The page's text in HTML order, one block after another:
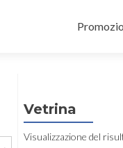
Vetrina
Visualizzazione del